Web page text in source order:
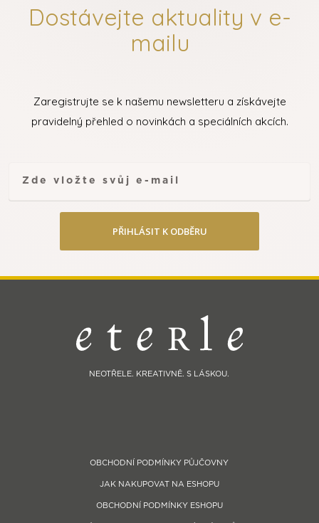
Dostávejte aktuality v e-
mailu
Zaregistrujte se k našemu newsletteru a získávejte
pravidelný přehled o novinkách a speciálních akcích.
PŘIHLÁSIT K ODBĚRU
NEOTŘELE. KREATIVNĚ. S LÁSKOU.
OBCHODNÍ PODMÍNKY PŮJČOVNY
JAK NAKUPOVAT NA ESHOPU
OBCHODNÍ PODMÍNKY ESHOPU